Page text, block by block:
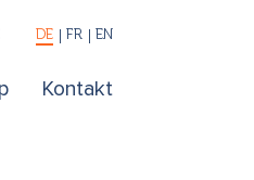
Kontakt
DE FR EN